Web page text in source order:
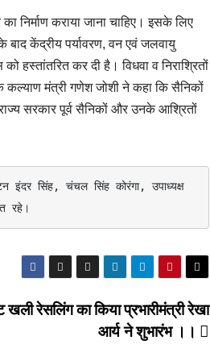
कराया जाना चाहिए। इसके लिए
केंद्रीय पर्यावरण, वन एवं जलवायु
हस्तांतरित कर दी है। विधवा व निराश्रितों
मंत्री गणेश जोशी ने कहा कि सैनिकों
सरकार पूर्व सैनिकों और उनके आश्रितों
इंदर सिंह, चंचल सिंह कोरंगा, उपाध्यक्ष
रहे।
खली रेसलिंग का किया प्रभारीमंत्री रेखा
आर्य ने शुभारंभ ।।